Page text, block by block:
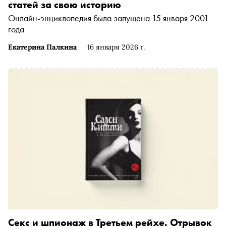
Екатерина Палкина 16 января 2026 г.
статей за свою историю
Онлайн-энциклопедия была запущена 15 января 2001
года
Секс и шпионаж в Третьем рейхе. Отрывок